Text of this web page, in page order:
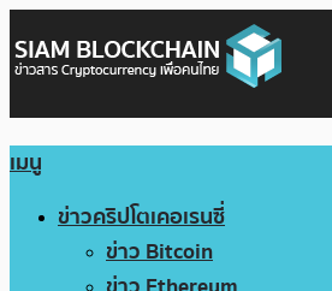
เมนู
ข่าวคริปโตเคอเรนซี่
ข่าว Bitcoin